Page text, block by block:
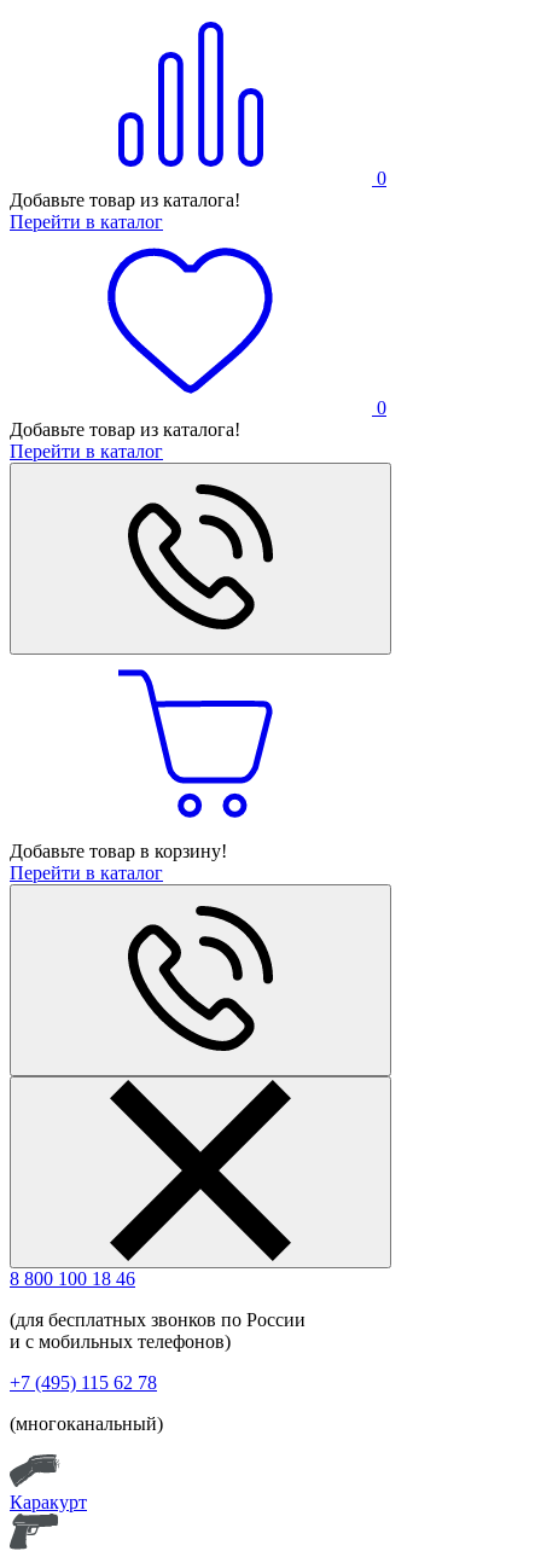
0
Добавьте товар из каталога!
Перейти в каталог
0
Добавьте товар из каталога!
Перейти в каталог
Добавьте товар в корзину!
Перейти в каталог
8 800 100 18 46
(для бесплатных звонков по России
и с мобильных телефонов)
+7 (495) 115 62 78
(многоканальный)
Каракурт